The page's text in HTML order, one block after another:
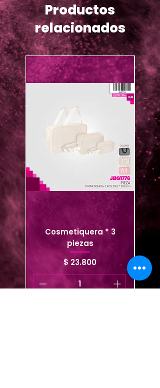
Productos
relacionados
Cosmetiquera * 3
piezas
Precio
$ 23.800